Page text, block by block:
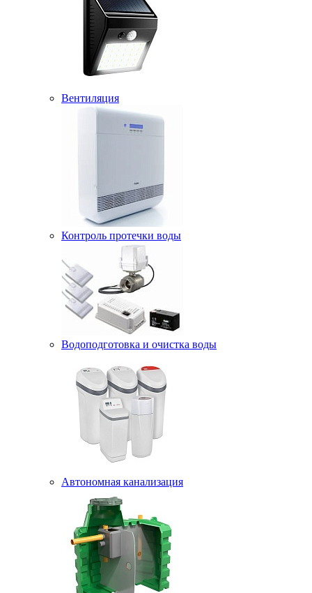
Вентиляция
Контроль протечки воды
Водоподготовка и очистка воды
Автономная канализация